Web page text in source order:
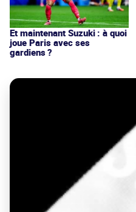
Et maintenant Suzuki : à quoi
joue Paris avec ses
gardiens ?